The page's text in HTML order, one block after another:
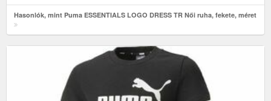
Hasonlók, mint Puma ESSENTIALS LOGO DRESS TR Női ruha, fekete, méret